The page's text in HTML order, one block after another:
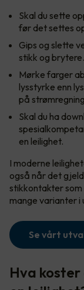
Skal du sette
før det settes
Gips og slette
stikk og brytere.
Mørke farger
lysstyrke enn
på
Skal du ha
en leilighet.
I moderne
også når det
stikkontakter som
mange varianter i
Se vårt
Hva